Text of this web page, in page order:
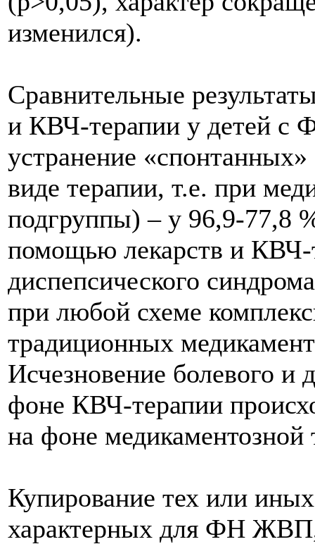
изменился).
Сравнительные
и КВЧ-терапии у детей с
устранение
виде терапии, т.е. при
подгруппы) – у 96,9-77,8
помощью лекарств и КВЧ-
диспепсического
при любой схеме
традиционных
Исчезновение болевого и
фоне КВЧ-терапии
на фоне медикаментозной
Купирование тех или
характерных для ФН ЖВП,